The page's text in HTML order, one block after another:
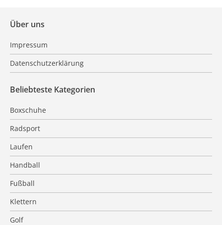
Über uns
Impressum
Datenschutzerklärung
Beliebteste Kategorien
Boxschuhe
Radsport
Laufen
Handball
Fußball
Klettern
Golf